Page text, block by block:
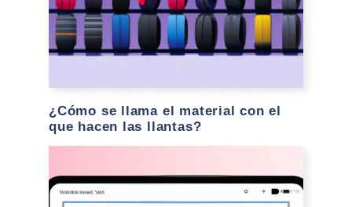
¿Cómo se llama el material con el
que hacen las llantas?